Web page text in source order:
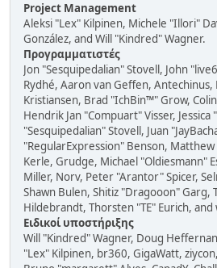
Project Management
Aleksi "Lex" Kilpinen, Michele "Illori"
González, and Will "Kindred" Wagner.
Προγραμματιστές
Jon "Sesquipedalian" Stovell, John
Rydhé, Aaron van Geffen, Antechinus,
Kristiansen, Brad "IchBin™" Grow,
Hendrik Jan "Compuart" Visser, Jessica
"Sesquipedalian" Stovell, Juan
"RegularExpression" Benson,
Kerle, Grudge, Michael "Oldiesmann"
Miller, Norv, Peter "Arantor" Spicer,
Shawn Bulen, Shitiz "Dragooon" Garg,
Hildebrandt, Thorsten "TE" Eurich, and
Ειδικοί υποστήριξης
Will "Kindred" Wagner, Doug
"Lex" Kilpinen, br360, GigaWatt,